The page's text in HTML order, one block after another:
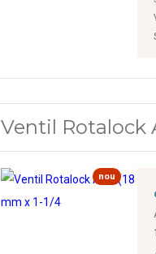
Ventil Rotalock
nou